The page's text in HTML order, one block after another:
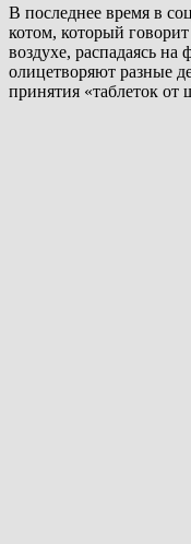
В последнее время в
котом, который
воздухе, распадаясь
олицетворяют разные
принятия «таблеток от